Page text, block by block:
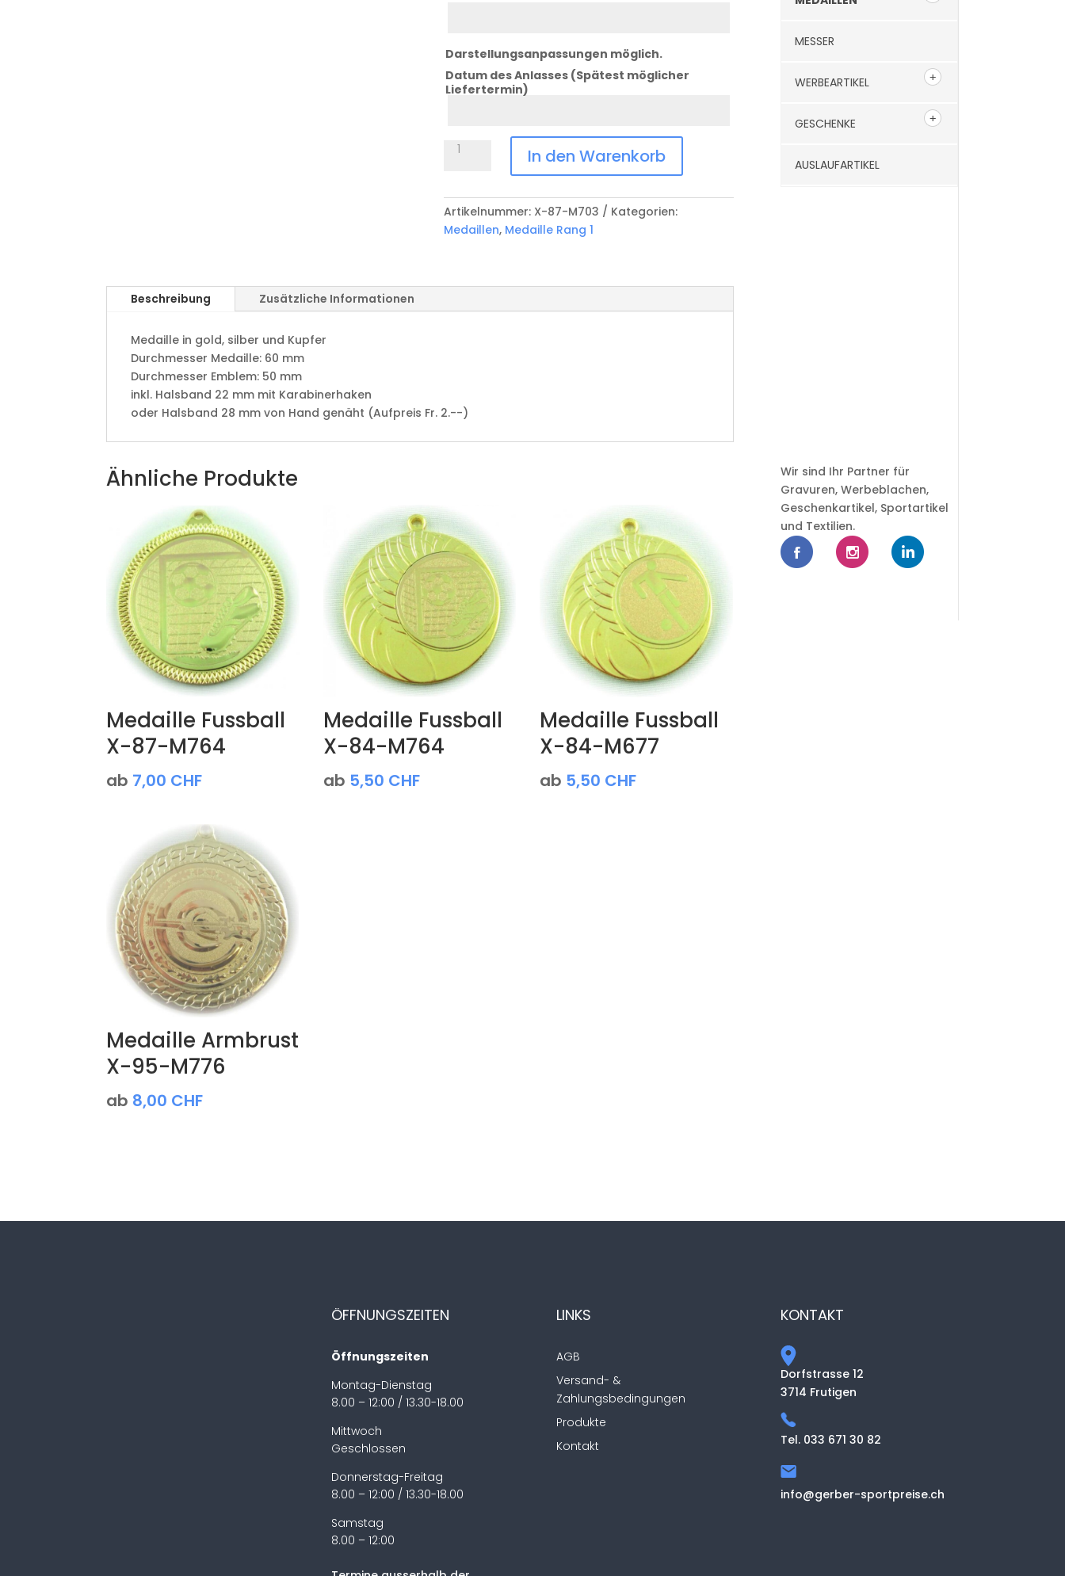
Darstellungsanpassungen möglich.
Datum des Anlasses (Spätest möglicher
Liefertermin)
Medaille
X-
In den Warenkorb
Artikelnummer: X-87-M703
Kategorien:
Medaillen, Medaille Rang 1
Beschreibung Zusätzliche Informationen
Medaille in gold, silber und Kupfer
​Durchmesser Medaille: 60 mm
Durchmesser Emblem: 50 mm
​inkl. Halsband 22 mm mit Karabinerhaken
oder Halsband 28 mm von Hand genäht (Aufpreis Fr. 2.--)
Ähnliche Produkte
Medaille Fussball
X-87-M764
ab 7,00 CHF
Medaille Fussball
X-84-M764
ab 5,50 CHF
Medaille Fussball
X-84-M677
ab 5,50 CHF
Medaille Armbrust
X-95-M776
ab 8,00 CHF
MESSER
WERBEARTIKEL
GESCHENKE
AUSLAUFARTIKEL
Wir sind Ihr Partner für
Gravuren, Werbeblachen,
Geschenkartikel, Sportartikel
und Textilien.
ÖFFNUNGSZEITEN
Öffnungszeiten
Montag-Dienstag
8.00 – 12:00 / 13.30-18.00
Mittwoch
Geschlossen
Donnerstag-Freitag
8.00 – 12:00 / 13.30-18.00
Samstag
8.00 – 12:00
LINKS
AGB
Versand- &
Zahlungsbedingungen
Produkte
Kontakt
KONTAKT
Dorfstrasse 12
3714 Frutigen
Tel. 033 671 30 82
info@gerber-sportpreise.ch